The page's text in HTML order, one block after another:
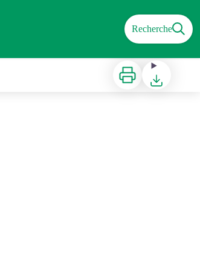
Recherche
Imprimer Télécharger